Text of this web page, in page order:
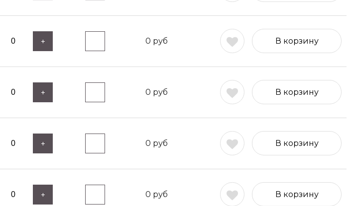
+ 0 руб В корзину
+ 0 руб В корзину
+ 0 руб В корзину
+ 0 руб В корзину